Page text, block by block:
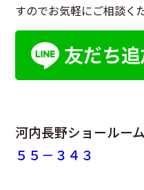
すのでお気軽にご相談く
河内長野ショールー
５５－３４３